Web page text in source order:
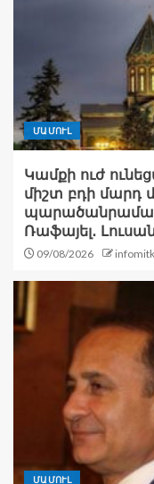
ՄԱՄՈՒԼ
Կամքի ուժ
միշտ բդի մարդ
Ռաֆայել․
09/08/2026
ՄԱՄՈՒԼ